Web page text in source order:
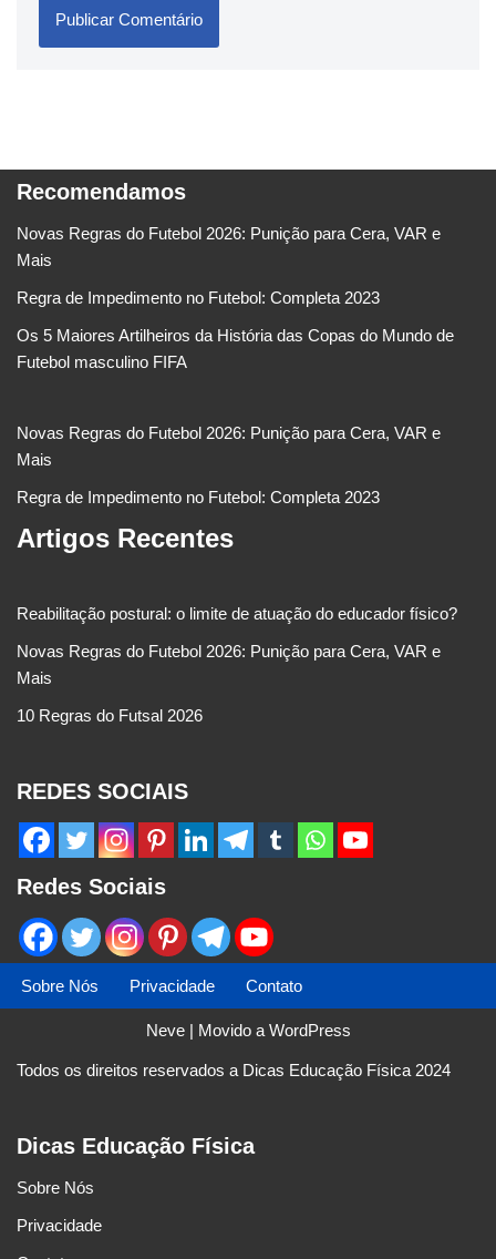
Recomendamos
Novas Regras do Futebol 2026: Punição para Cera, VAR e
Mais
Regra de Impedimento no Futebol: Completa 2023
Os 5 Maiores Artilheiros da História das Copas do Mundo de
Futebol masculino FIFA
Novas Regras do Futebol 2026: Punição para Cera, VAR e
Mais
Regra de Impedimento no Futebol: Completa 2023
Artigos Recentes
Reabilitação postural: o limite de atuação do educador físico?
Novas Regras do Futebol 2026: Punição para Cera, VAR e
Mais
10 Regras do Futsal 2026
REDES SOCIAIS
Redes Sociais
Sobre Nós Privacidade Contato
Neve| Movido a WordPress
Todos os direitos reservados a Dicas Educação Física 2024
Dicas Educação Física
Sobre Nós
Privacidade